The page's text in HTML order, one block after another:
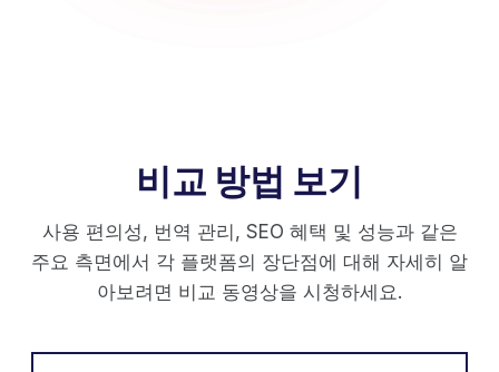
비교 방법 보기
사용 편의성, 번역 관리, SEO 혜택 및 성능과 같은
주요 측면에서 각 플랫폼의 장단점에 대해 자세히 알
아보려면 비교 동영상을 시청하세요.